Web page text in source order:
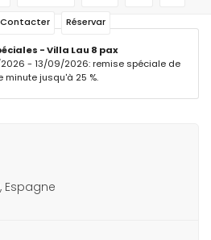
Contacter Réservar
- Villa Lau 8 pax
- 13/09/2026: remise spéciale de
minute jusqu'à 25 %.
Espagne